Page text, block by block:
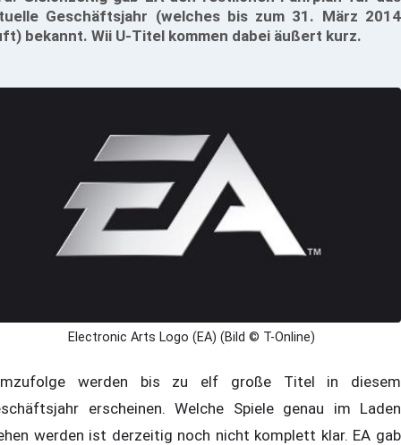
Geschäftsjahr (welches bis zum 31. März 2014
bekannt. Wii U-Titel kommen dabei äußert kurz.
Electronic Arts Logo (EA) (Bild © T-Online)
werden bis zu elf große Titel in diesem
erscheinen. Welche Spiele genau im Laden
werden ist derzeitig noch nicht komplett klar. EA gab